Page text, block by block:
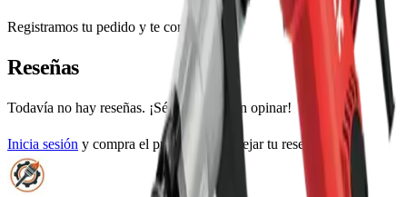
Registramos tu pedido y te contactamos.
Reseñas
Todavía no hay reseñas. ¡Sé el primero en opinar!
Inicia sesión y compra el producto para dejar tu reseña.